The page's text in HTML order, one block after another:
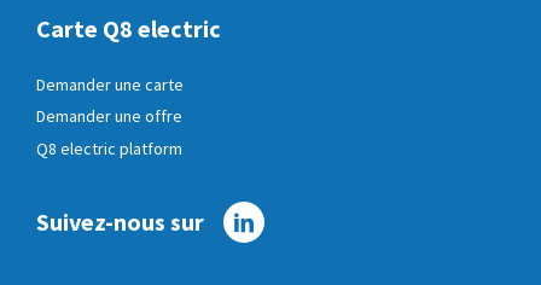
Carte Q8 electric
Demander une carte
Demander une offre
Q8 electric platform
Suivez-nous sur
Linkedin